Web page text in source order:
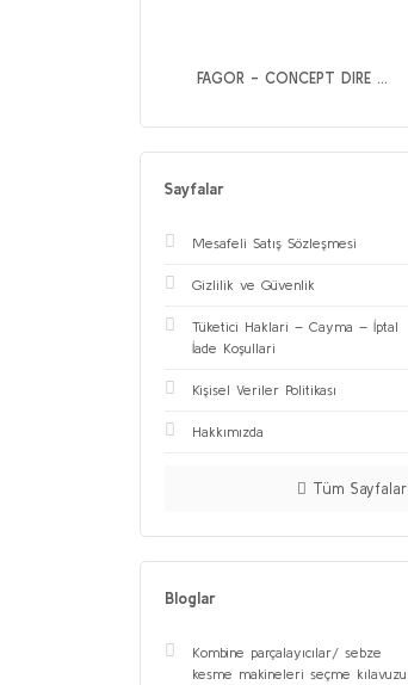
FAGOR - CONCEPT DIRE ...
Sayfalar
Mesafeli Satış Sözleşmesi
Gizlilik ve Güvenlik
Tüketici Haklari – Cayma – İptal
İade Koşullari
Kişisel Veriler Politikası
Hakkımızda
Tüm Sayfalar
Bloglar
Kombine parçalayıcılar/ sebze
kesme makineleri seçme kılavuzu